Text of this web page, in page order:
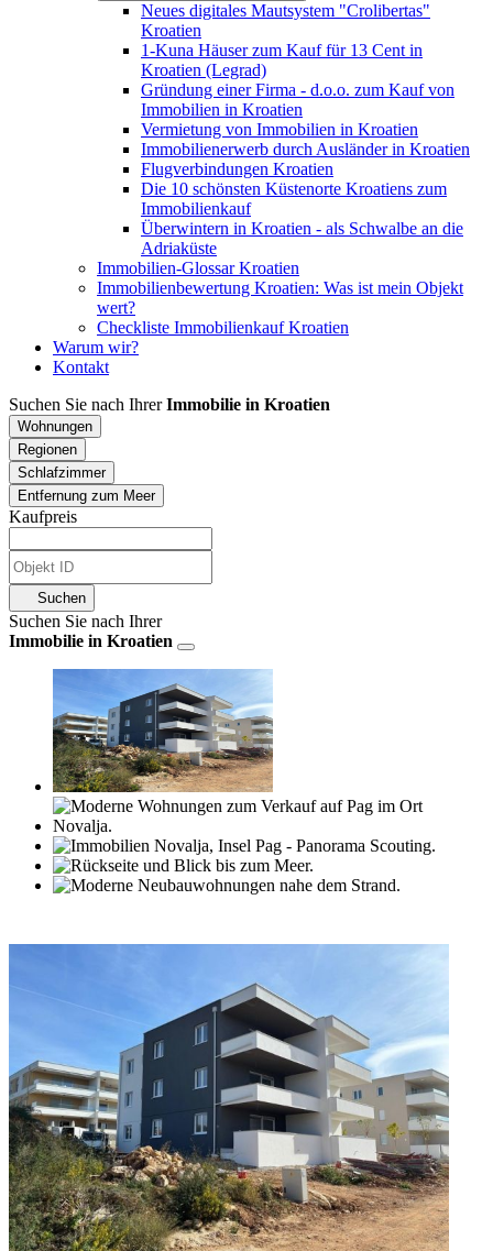
Neues digitales Mautsystem "Crolibertas"
Kroatien
1-Kuna Häuser zum Kauf für 13 Cent in
Kroatien (Legrad)
Gründung einer Firma - d.o.o. zum Kauf von
Immobilien in Kroatien
Vermietung von Immobilien in Kroatien
Immobilienerwerb durch Ausländer in Kroatien
Flugverbindungen Kroatien
Die 10 schönsten Küstenorte Kroatiens zum
Immobilienkauf
Überwintern in Kroatien - als Schwalbe an die
Adriaküste
Immobilien-Glossar Kroatien
Immobilienbewertung Kroatien: Was ist mein Objekt
wert?
Checkliste Immobilienkauf Kroatien
Warum wir?
Kontakt
Suchen Sie nach IhrerImmobilie in Kroatien
Wohnungen
Regionen
Schlafzimmer
Entfernung zum Meer
Kaufpreis
Suchen
Suchen Sie nach Ihrer
Immobilie in Kroatien